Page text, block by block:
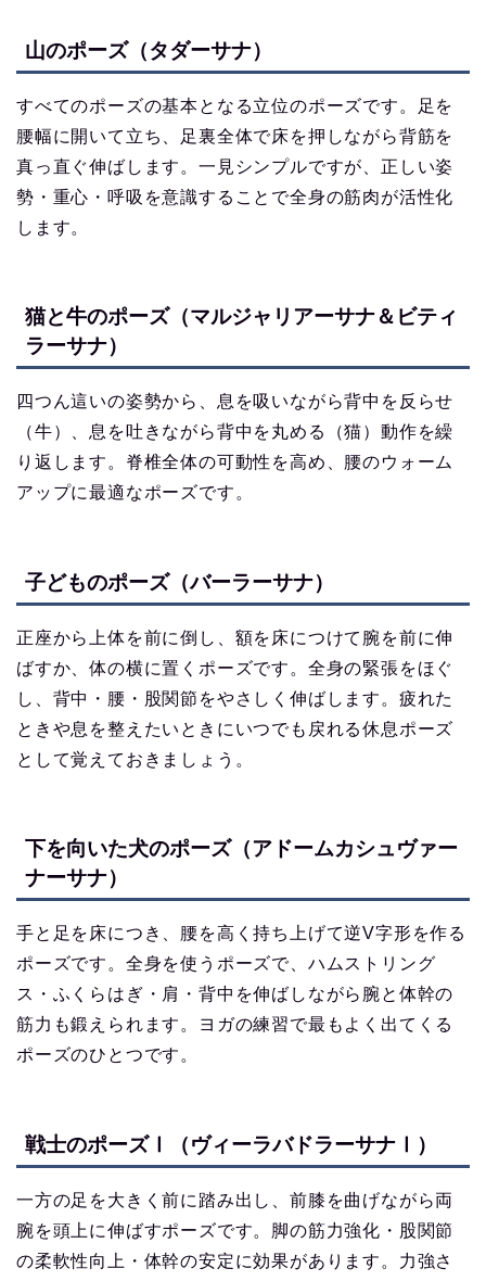
山のポーズ（タダーサナ）
すべてのポーズの基本となる立位のポーズです。足を
腰幅に開いて立ち、足裏全体で床を押しながら背筋を
真っ直ぐ伸ばします。一見シンプルですが、正しい姿
勢・重心・呼吸を意識することで全身の筋肉が活性化
します。
猫と牛のポーズ（マルジャリアーサナ＆ビティ
ラーサナ）
四つん這いの姿勢から、息を吸いながら背中を反らせ
（牛）、息を吐きながら背中を丸める（猫）動作を繰
り返します。脊椎全体の可動性を高め、腰のウォーム
アップに最適なポーズです。
子どものポーズ（バーラーサナ）
正座から上体を前に倒し、額を床につけて腕を前に伸
ばすか、体の横に置くポーズです。全身の緊張をほぐ
し、背中・腰・股関節をやさしく伸ばします。疲れた
ときや息を整えたいときにいつでも戻れる休息ポーズ
として覚えておきましょう。
下を向いた犬のポーズ（アドームカシュヴァー
ナーサナ）
手と足を床につき、腰を高く持ち上げて逆V字形を作る
ポーズです。全身を使うポーズで、ハムストリング
ス・ふくらはぎ・肩・背中を伸ばしながら腕と体幹の
筋力も鍛えられます。ヨガの練習で最もよく出てくる
ポーズのひとつです。
戦士のポーズⅠ（ヴィーラバドラーサナⅠ）
一方の足を大きく前に踏み出し、前膝を曲げながら両
腕を頭上に伸ばすポーズです。脚の筋力強化・股関節
の柔軟性向上・体幹の安定に効果があります。力強さ